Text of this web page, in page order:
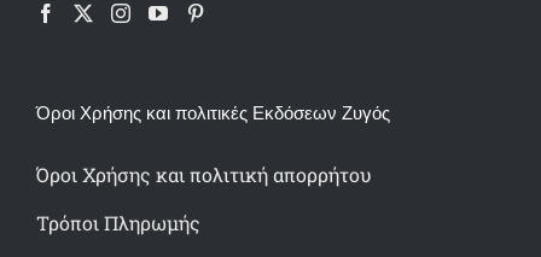
Όροι Χρήσης και πολιτικές Εκδόσεων Ζυγός
Όροι Χρήσης και πολιτική απορρήτου
Τρόποι Πληρωμής